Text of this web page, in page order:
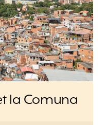
la Comuna